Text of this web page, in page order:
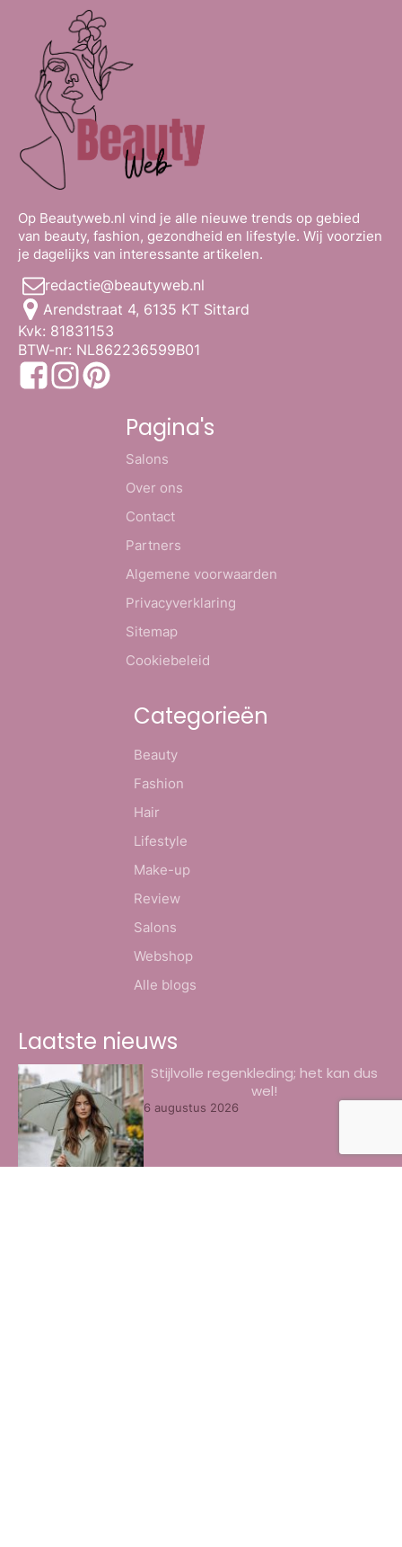
Op Beautyweb.nl vind je alle nieuwe trends op gebied
van beauty, fashion, gezondheid en lifestyle. Wij voorzien
je dagelijks van interessante artikelen.
redactie@beautyweb.nl
Arendstraat 4, 6135 KT Sittard
Kvk: 81831153
BTW-nr: NL862236599B01
Pagina's
Salons
Over ons
Contact
Partners
Algemene voorwaarden
Privacyverklaring
Sitemap
Cookiebeleid
Categorieën
Beauty
Fashion
Hair
Lifestyle
Make-up
Review
Salons
Webshop
Alle blogs
Laatste nieuws
Stijlvolle regenkleding; het kan dus
wel!
6 augustus 2026